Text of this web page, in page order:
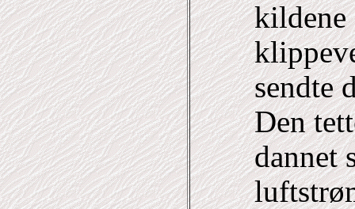
kildene
sendte
Den
dannet